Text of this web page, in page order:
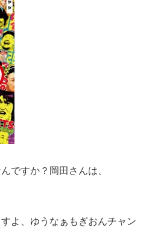
んですか？岡田さんは、
すよ、ゆうなぁもぎおんチャン